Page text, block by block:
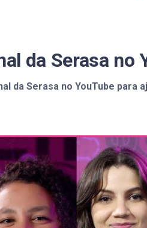
da Serasa no
da Serasa no YouTube